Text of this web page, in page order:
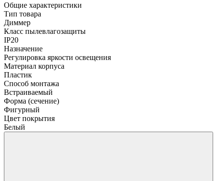
Общие характеристики
Тип товара
Диммер
Класс пылевлагозащиты
IP20
Назначение
Регулировка яркости освещения
Материал корпуса
Пластик
Способ монтажа
Встраиваемый
Форма (сечение)
Фигурный
Цвет покрытия
Белый